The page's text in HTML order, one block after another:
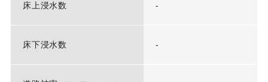
床上浸水数 -
床下浸水数 -